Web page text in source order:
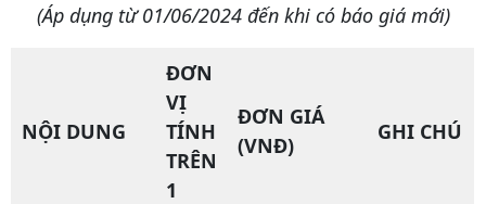
(Áp dụng từ 01/06/2024 đến khi có báo giá mới)
NỘI DUNG
ĐƠN
VỊ
TÍNH
TRÊN
1
ĐƠN GIÁ
(VNĐ)
GHI CHÚ